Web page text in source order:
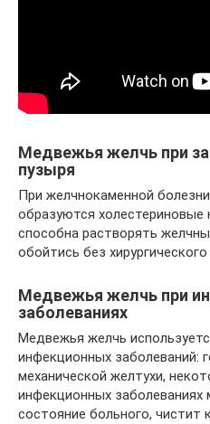
Медвежья желчь при
пузыря
При желчнокаменной
образуются
способна растворять
обойтись без
Медвежья желчь при
заболеваниях
Медвежья желчь
инфекционных заболеваний:
механической желтухи,
инфекционных
состояние больного, чистит